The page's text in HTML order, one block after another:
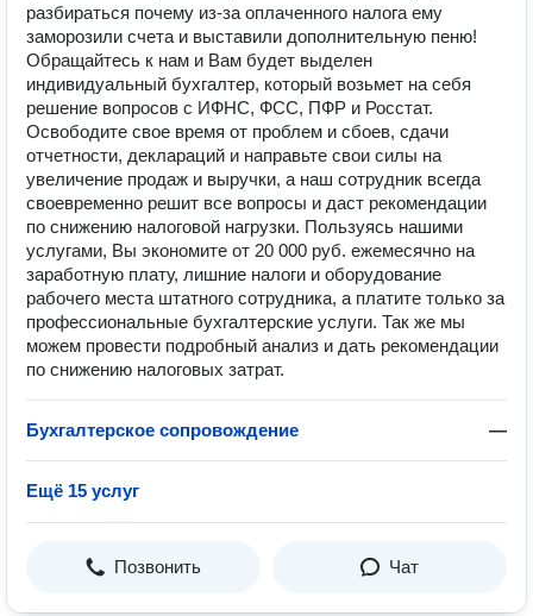
разбираться почему из-за оплаченного налога ему
заморозили счета и выставили дополнительную пеню!
Обращайтесь к нам и Вам будет выделен
индивидуальный бухгалтер, который возьмет на себя
решение вопросов с ИФНС, ФСС, ПФР и Росстат.
Освободите свое время от проблем и сбоев, сдачи
отчетности, деклараций и направьте свои силы на
увеличение продаж и выручки, а наш сотрудник всегда
своевременно решит все вопросы и даст рекомендации
по снижению налоговой нагрузки. Пользуясь нашими
услугами, Вы экономите от 20 000 руб. ежемесячно на
заработную плату, лишние налоги и оборудование
рабочего места штатного сотрудника, а платите только за
профессиональные бухгалтерские услуги. Так же мы
можем провести подробный анализ и дать рекомендации
по снижению налоговых затрат.
Бухгалтерское сопровождение —
Ещё 15 услуг
Позвонить Чат